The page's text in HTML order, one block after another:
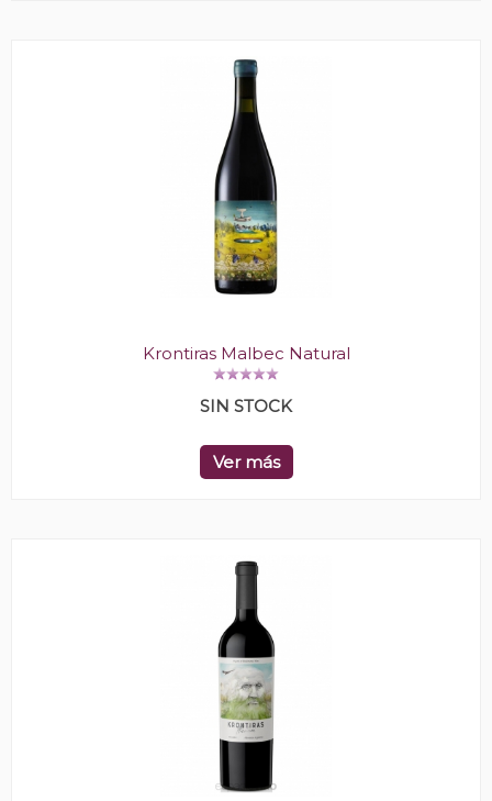
Krontiras Malbec Natural
SIN STOCK
Ver más